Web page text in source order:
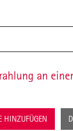
an
HINZUFÜGEN